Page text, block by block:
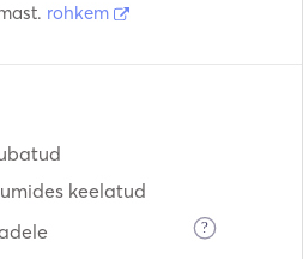
rohkem
keelatud
?